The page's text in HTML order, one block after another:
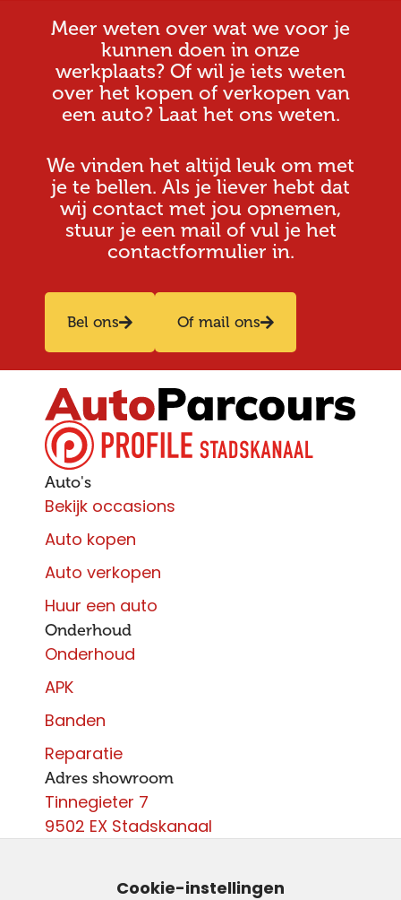
Meer weten over wat we voor je
kunnen doen in onze
werkplaats? Of wil je iets weten
over het kopen of verkopen van
een auto? Laat het ons weten.
We vinden het altijd leuk om met
je te bellen. Als je liever hebt dat
wij contact met jou opnemen,
stuur je een mail of vul je het
contactformulier in.
Bel ons Of mail ons
Auto's
Bekijk occasions
Auto kopen
Auto verkopen
Huur een auto
Onderhoud
Onderhoud
APK
Banden
Reparatie
Adres showroom
Tinnegieter 7
9502 EX Stadskanaal
Cookie-instellingen